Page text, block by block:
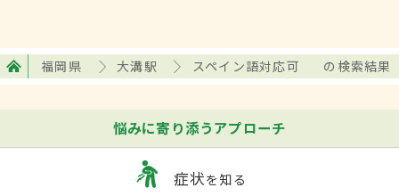
福岡県 大溝駅 スペイン語対応可 の検索結果
悩みに寄り添うアプローチ
症状を知る